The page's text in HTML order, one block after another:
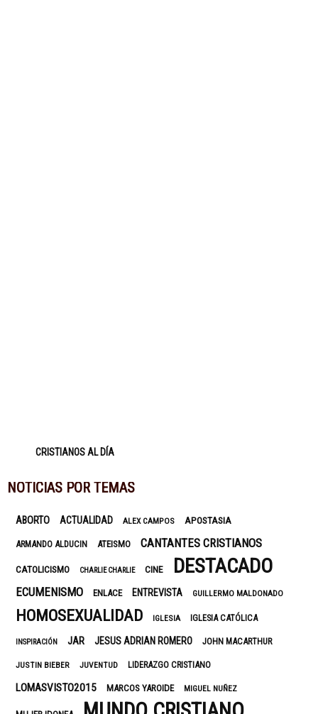
CRISTIANOS AL DÍA
NOTICIAS POR TEMAS
ABORTO ACTUALIDAD ALEX CAMPOS APOSTASIA
ARMANDO ALDUCIN ATEISMO CANTANTES CRISTIANOS
CATOLICISMO CHARLIE CHARLIE CINE DESTACADO
ECUMENISMO ENLACE ENTREVISTA GUILLERMO MALDONADO
HOMOSEXUALIDAD IGLESIA IGLESIA CATÓLICA
INSPIRACIÓN JAR JESUS ADRIAN ROMERO JOHN MACARTHUR
JUSTIN BIEBER JUVENTUD LIDERAZGO CRISTIANO
LOMASVISTO2015 MARCOS YAROIDE MIGUEL NUÑEZ